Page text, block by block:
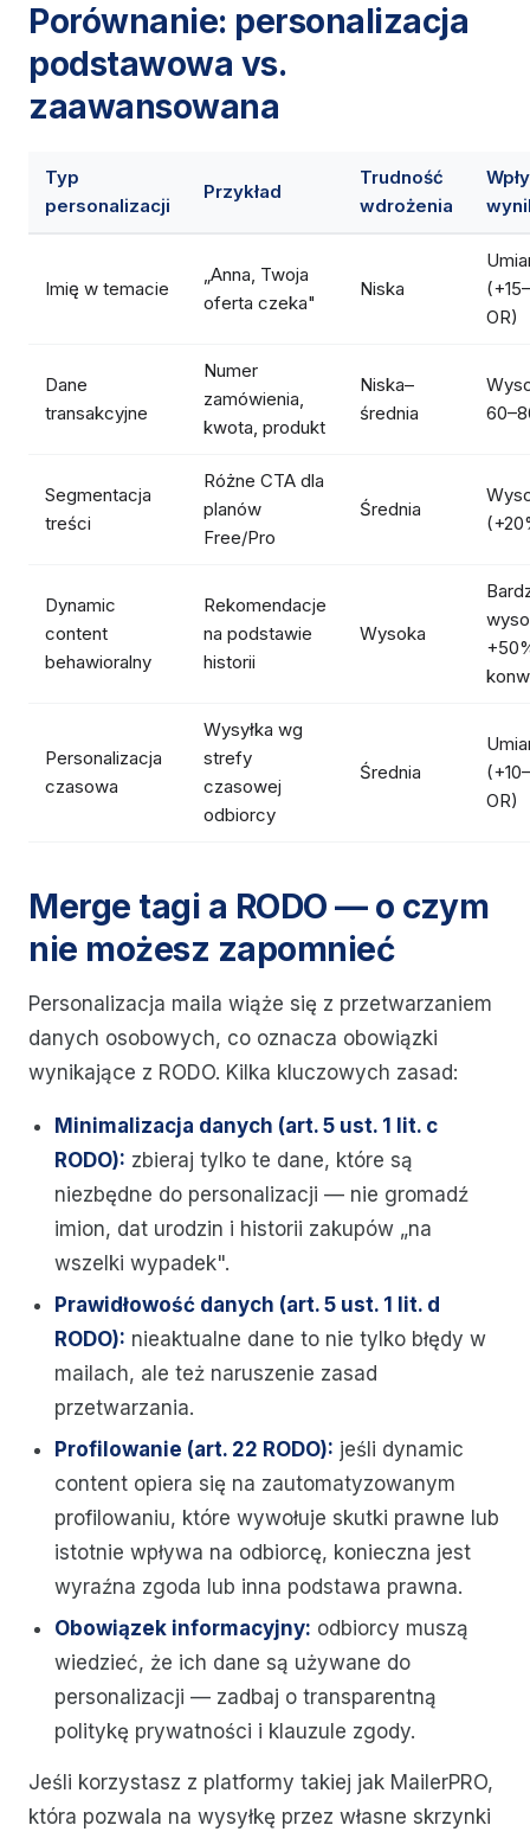
Porównanie: personalizacja
podstawowa vs.
zaawansowana
Typ
personalizacji
Przykład
Trudność
wdrożenia
Imię w temacie
„Anna, Twoja
oferta czeka"
Niska
OR)
Dane
transakcyjne
Numer
zamówienia,
kwota, produkt
Niska–
średnia
Segmentacja
treści
Różne CTA dla
planów
Free/Pro
Średnia
Dynamic
content
behawioralny
Rekomendacje
na podstawie
historii
Wysoka
Personalizacja
czasowa
Wysyłka wg
strefy
czasowej
odbiorcy
Średnia
OR)
Merge tagi a RODO — o czym
nie możesz zapomnieć
Personalizacja maila wiąże się z przetwarzaniem
danych osobowych, co oznacza obowiązki
wynikające z RODO. Kilka kluczowych zasad:
Minimalizacja danych (art. 5 ust. 1 lit. c
RODO): zbieraj tylko te dane, które są
niezbędne do personalizacji — nie gromadź
imion, dat urodzin i historii zakupów „na
wszelki wypadek".
Prawidłowość danych (art. 5 ust. 1 lit. d
RODO): nieaktualne dane to nie tylko błędy w
mailach, ale też naruszenie zasad
przetwarzania.
Profilowanie (art. 22 RODO): jeśli dynamic
content opiera się na zautomatyzowanym
profilowaniu, które wywołuje skutki prawne lub
istotnie wpływa na odbiorcę, konieczna jest
wyraźna zgoda lub inna podstawa prawna.
Obowiązek informacyjny: odbiorcy muszą
wiedzieć, że ich dane są używane do
personalizacji — zadbaj o transparentną
politykę prywatności i klauzule zgody.
Jeśli korzystasz z platformy takiej jak MailerPRO,
która pozwala na wysyłkę przez własne skrzynki